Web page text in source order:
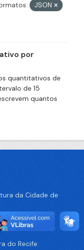
JSON
por
quantitativos de
de 15
quantos
da Cidade de
de Dados
do Recife